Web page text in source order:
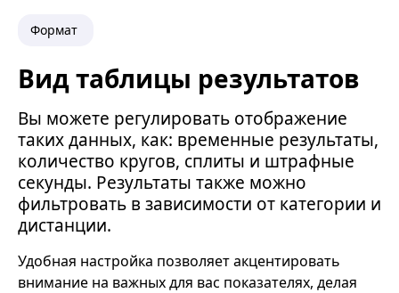
Формат
Вид таблицы результатов
Вы можете регулировать отображение
таких данных, как: временные результаты,
количество кругов, сплиты и штрафные
секунды. Результаты также можно
фильтровать в зависимости от категории и
дистанции.
Удобная настройка позволяет акцентировать
внимание на важных для вас показателях, делая